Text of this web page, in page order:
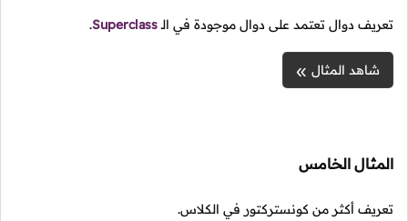
تعريف دوال تعتمد على دوال موجودة في الـSuperclass
.
شاهد المثال
المثال الخامس
تعريف أكثر من كونستركتور في الكلاس.